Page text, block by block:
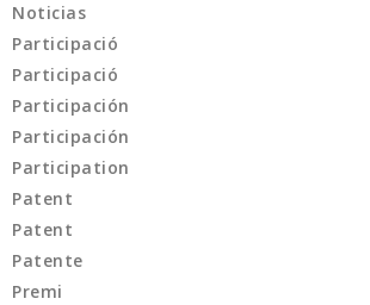
Noticias
Participació
Participació
Participación
Participación
Participation
Patent
Patent
Patente
Premi